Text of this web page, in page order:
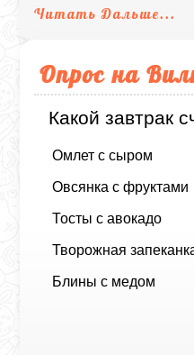
Читать Дальше...
Опрос на
Какой завтрак
Омлет с сыром
Овсянка с фруктами
Тосты с авокадо
Творожная
Блины с медом